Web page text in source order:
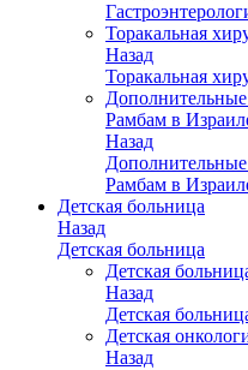
Торакальная
Назад
Торакальная
Рамбам в
Назад
Рамбам в
Детская больница
Назад
Детская больница
Детская
Назад
Детская
Детская
Назад